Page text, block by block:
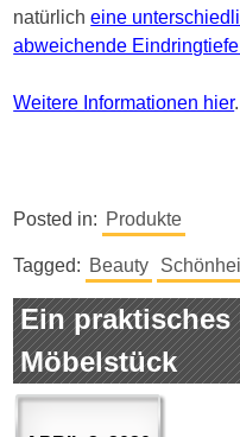
natürlicheine
abweichende
Weitere Informationen hier.
Posted in: Produkte
Tagged: Beauty
Ein
Möbelstück